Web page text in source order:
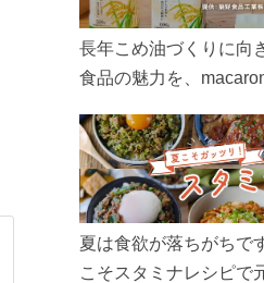
長年こめ油づくりに向
食品の魅力を、
ん、製造現場や品質へ
こめ油をもっと好きに
ぜひお楽しみください
夏は食欲が落ちがちで
こそスタミナレシピで